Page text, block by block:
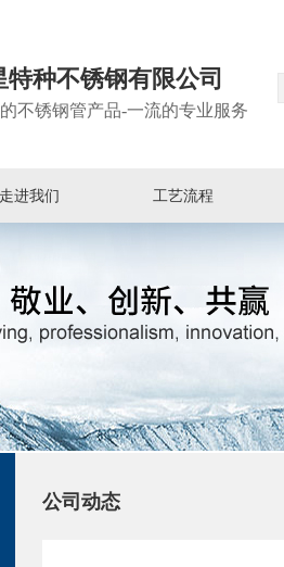
特种不锈钢有限公司
不锈钢管产品-一流的专业服务
走进我们 工艺流程
公司动态